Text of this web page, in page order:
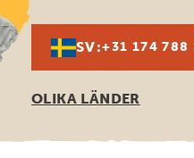
SV:+31 174 788
OLIKA LÄNDER